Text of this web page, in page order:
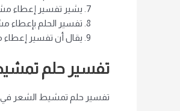
يشير تفسير إعطاء
تفسير الحلم
يقال أن تفسير
تفسير حلم
تفسير حلم تمشيط الشعر في